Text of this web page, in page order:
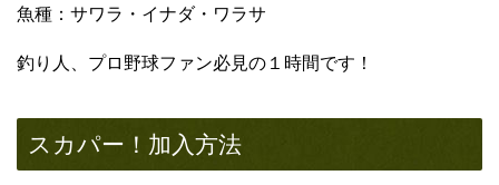
魚種：サワラ・イナダ・ワラサ
釣り人、プロ野球ファン必見の１時間です！
スカパー！加入方法